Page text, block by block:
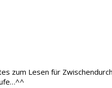
zum Lesen für